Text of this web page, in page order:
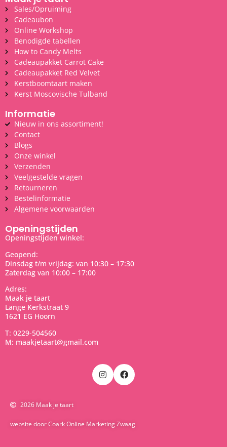
Sales/Opruiming
Cadeaubon
Online Workshop
Benodigde tabellen
How to Candy Melts
Cadeaupakket Carrot Cake
Cadeaupakket Red Velvet
Kerstboomtaart maken
Kerst Moscovische Tulband
Informatie
Nieuw in ons assortiment!
Contact
Blogs
Onze winkel
Verzenden
Veelgestelde vragen
Retourneren
Bestelinformatie
Algemene voorwaarden
Openingstijden
Openingstijden winkel:
Geopend:
Dinsdag t/m vrijdag: van 10:30 – 17:30
Zaterdag van 10:00 – 17:00
Adres:
Maak je taart
Lange Kerkstraat 9
1621 EG Hoorn
T: 0229-504560
M: maakjetaart@gmail.com
2026 Maak je taart
website door Coark Online Marketing Zwaag